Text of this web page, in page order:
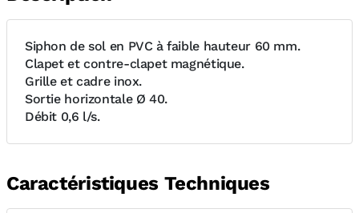
Siphon de sol en PVC à faible hauteur 60 mm.
Clapet et contre-clapet magnétique.
Grille et cadre inox.
Sortie horizontale Ø 40.
Débit 0,6 l/s.
Caractéristiques Techniques